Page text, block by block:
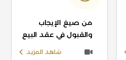
من صيغ الإيجاب
والقبول في عقد البيع
شاهد المزيد